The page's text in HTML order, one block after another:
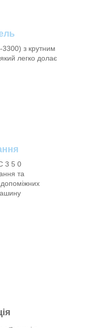
3300) з крутним
легко долає
3 5 0
та
допоміжних